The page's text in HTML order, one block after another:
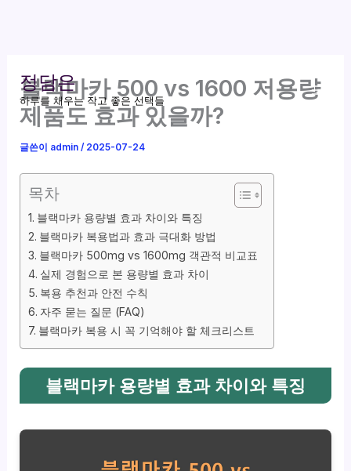
정담은
하루를 채우는 작고 좋은 선택들
블랙마카 500 vs 1600 저용량
제품도 효과 있을까?
글쓴이 admin/ 2025-07-24
목차
블랙마카 용량별 효과 차이와 특징
블랙마카 복용법과 효과 극대화 방법
블랙마카 500mg vs 1600mg 객관적 비교표
실제 경험으로 본 용량별 효과 차이
복용 추천과 안전 수칙
자주 묻는 질문 (FAQ)
블랙마카 복용 시 꼭 기억해야 할 체크리스트
블랙마카 용량별 효과 차이와 특징